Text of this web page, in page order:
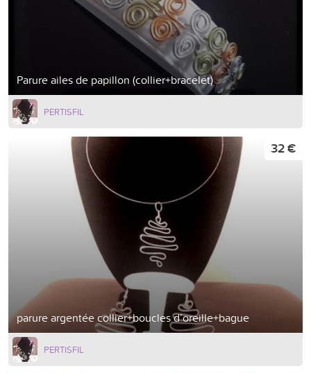
Parure ailes de papillon (collier+bracelet)
PERTISFIL
parure argentée collier+boucles d’oreille+bague
32 €
PERTISFIL